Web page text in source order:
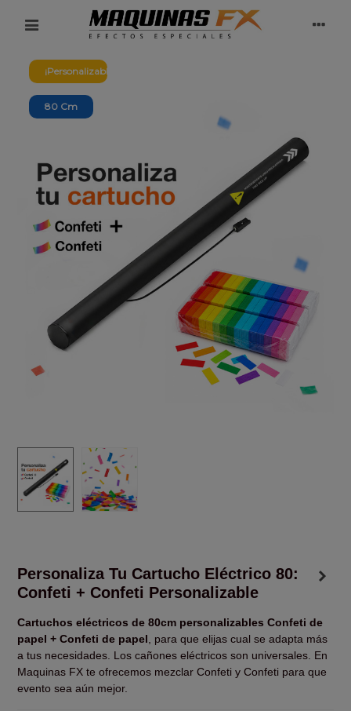
80 Cm
¡Personalizable!
Personaliza Tu Cartucho Eléctrico 80:
Confeti + Confeti Personalizable
Cartuchos eléctricos de 80cm personalizables Confeti de
papel + Confeti de papel , para que elijas cual se adapta más
a tus necesidades. Los cañones eléctricos son universales. En
Maquinas FX te ofrecemos mezclar Confeti y Confeti para que
evento sea aún mejor.